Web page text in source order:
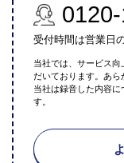
受付時間は営業日
当社では、サービス
だいております。あら
当社は録音した内容
す。